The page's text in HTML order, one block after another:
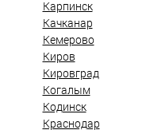
Карпинск
Качканар
Кемерово
Киров
Кировград
Когалым
Кодинск
Краснодар